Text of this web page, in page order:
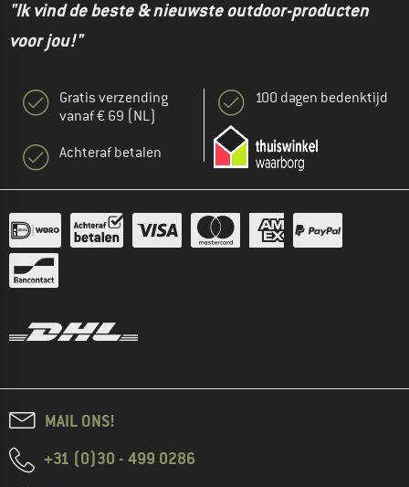
"Ik vind de beste & nieuwste outdoor-producten
voor jou!"
Gratis verzending
vanaf € 69 (NL)
Achteraf betalen
100 dagen bedenktijd
MAIL ONS!
+31 (0)30 - 499 0286